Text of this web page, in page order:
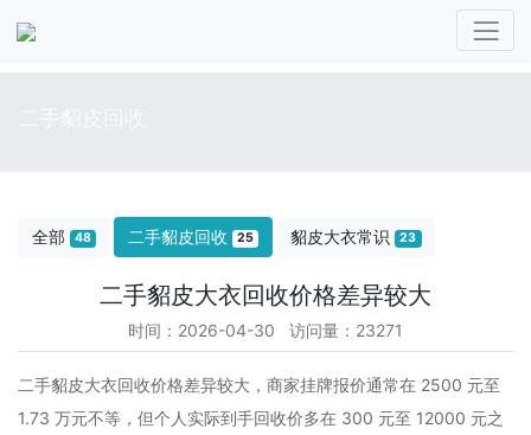
全部 48 二手貂皮回收 25 貂皮大衣常识 23
二手貂皮大衣回收价格差异较大
时间：2026-04-30 访问量：23271
二手貂皮大衣回收价格差异较大，商家挂牌报价通常在 2500 元至
1.73 万元不等，但个人实际到手回收价多在 300 元至 12000 元之